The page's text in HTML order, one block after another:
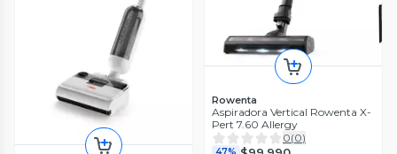
Rowenta
Aspiradora Vertical Rowenta X-
Pert 7.60 Allergy
0(0)